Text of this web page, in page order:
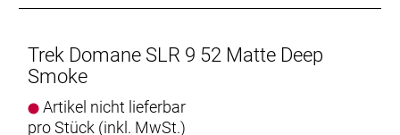
Rahmenmaterial: Carbon
Gangschaltung: Shimano Dura-Ace R9250 Di2, max.
Trek Domane SLR 9 52 Matte Deep
Smoke
Artikel nicht lieferbar
pro Stück (inkl. MwSt.)